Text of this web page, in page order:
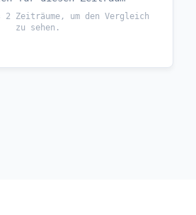
2 Zeiträume, um den Vergleich
zu sehen.